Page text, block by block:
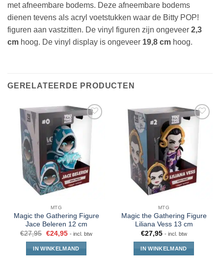
met afneembare bodems. Deze afneembare bodems
dienen tevens als acryl voetstukken waar de Bitty POP!
figuren aan vastzitten. De vinyl figuren zijn ongeveer 2,3
cm hoog. De vinyl display is ongeveer 19,8 cm hoog.
GERELATEERDE PRODUCTEN
MTG
Magic the Gathering Figure
Jace Beleren 12 cm
€27,95 €24,95 - incl. btw
IN WINKELMAND
MTG
Magic the Gathering Figure
Liliana Vess 13 cm
€27,95 - incl. btw
IN WINKELMAND